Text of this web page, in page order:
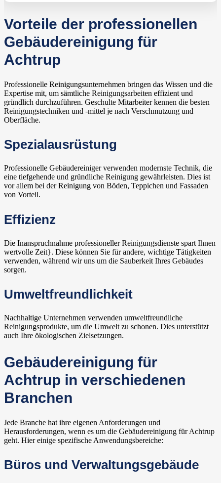
Vorteile der professionellen
Gebäudereinigung für
Achtrup
Professionelle Reinigungsunternehmen bringen das Wissen und die
Expertise mit, um sämtliche Reinigungsarbeiten effizient und
gründlich durchzuführen. Geschulte Mitarbeiter kennen die besten
Reinigungstechniken und -mittel je nach Verschmutzung und
Oberfläche.
Spezialausrüstung
Professionelle Gebäudereiniger verwenden modernste Technik, die
eine tiefgehende und gründliche Reinigung gewährleisten. Dies ist
vor allem bei der Reinigung von Böden, Teppichen und Fassaden
von Vorteil.
Effizienz
Die Inanspruchnahme professioneller Reinigungsdienste spart Ihnen
wertvolle Zeit}. Diese können Sie für andere, wichtige Tätigkeiten
verwenden, während wir uns um die Sauberkeit Ihres Gebäudes
sorgen.
Umweltfreundlichkeit
Nachhaltige Unternehmen verwenden umweltfreundliche
Reinigungsprodukte, um die Umwelt zu schonen. Dies unterstützt
auch Ihre ökologischen Zielsetzungen.
Gebäudereinigung für
Achtrup in verschiedenen
Branchen
Jede Branche hat ihre eigenen Anforderungen und
Herausforderungen, wenn es um die Gebäudereinigung für Achtrup
geht. Hier einige spezifische Anwendungsbereiche:
Büros und Verwaltungsgebäude